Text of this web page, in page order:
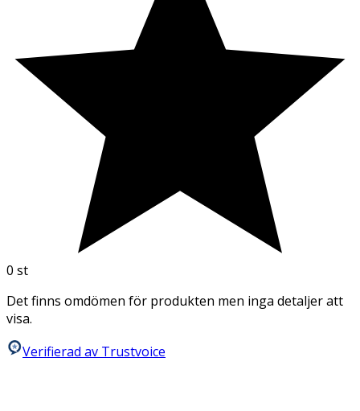
0 st
Det finns omdömen för produkten men inga detaljer att
visa.
Verifierad av Trustvoice